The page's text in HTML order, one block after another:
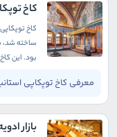
کاخ
معرفی کاخ توپکاپی
کاخ
ساخته شد،
بود. این
قرن
بازار